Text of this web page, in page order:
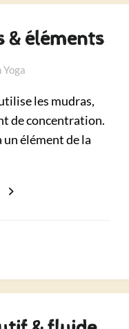
& éléments
les mudras,
de concentration.
élément de la
MÉDITATION